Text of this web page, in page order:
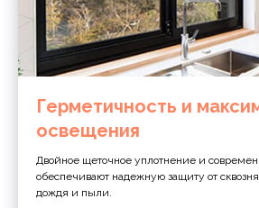
Герметичность и
освещения
Двойное щеточное уплотнение и
обеспечивают надежную защиту от
дождя и пыли.